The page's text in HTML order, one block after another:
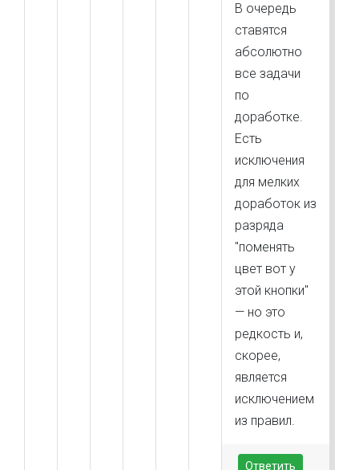
В очередь
ставятся
абсолютно
все задачи
по
доработке.
Есть
исключения
для мелких
доработок из
разряда
"поменять
цвет вот у
этой кнопки"
— но это
редкость и,
скорее,
является
исключением
из правил.
Ответить